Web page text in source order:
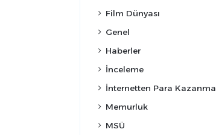
Film Dünyası
Genel
Haberler
İnceleme
İnternetten Para Kazanma
Memurluk
MSÜ